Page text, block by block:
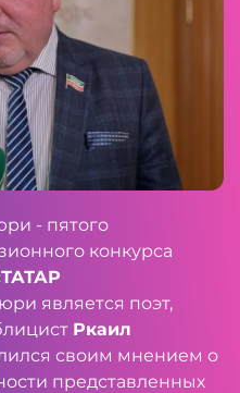
- пятого
конкурса
является поэт,
Ркаил
своим мнением о
представленных